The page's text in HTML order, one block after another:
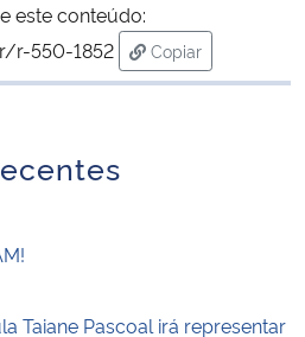
este conteúdo:
r-550-1852
Copiar
para área de
Taiane Pascoal irá representar